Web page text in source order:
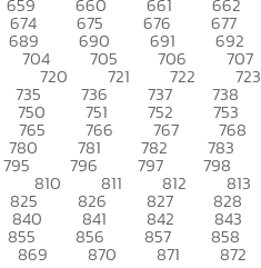
659 660 661 662
674 675 676 677
689 690 691 692
704 705 706 707
720 721 722 723
735 736 737 738
750 751 752 753
765 766 767 768
780 781 782 783
795 796 797 798
810 811 812 813
825 826 827 828
840 841 842 843
855 856 857 858
869 870 871 872